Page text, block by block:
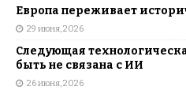
Европа переживает
29 июня, 2026
Следующая
быть не связана с ИИ
26 июня, 2026